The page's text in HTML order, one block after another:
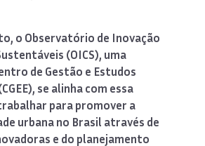
o Observatório de Inovação
(OICS), uma
de Gestão e Estudos
se alinha com essa
para promover a
urbana no Brasil através de
e do planejamento